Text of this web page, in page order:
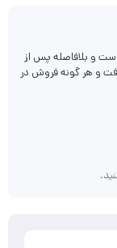
و بلافاصله پس از
و هر گونه فروش در